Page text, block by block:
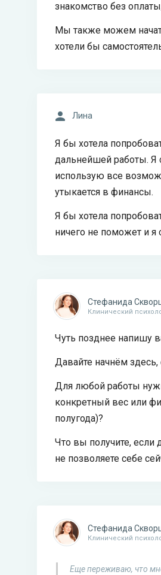
знакомство без
Мы также можем
хотели бы
Лина
Я бы хотела
дальнейшей работы. Я
использую все
утыкается в финансы.
Я бы хотела
ничего не поможет и я
Стефанида
Клинический
Чуть позднее напишу
Давайте начнём
Для любой работы
конкретный вес или
полугода)?
Что вы получите, если
не позволяете себе
Стефанида
Клинический
Еще переживаю, что